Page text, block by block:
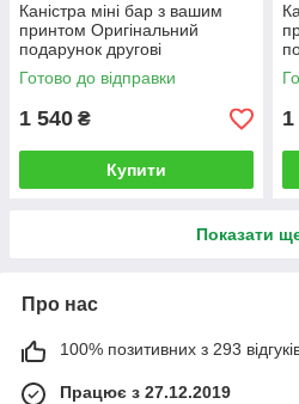
Каністра міні бар з вашим
принтом Оригінальний
подарунок другові
автовласнику автолюбителю
для гаража
Готово до відправки
1 540 ₴
Купити
Показати
Про нас
100% позитивних з 293
Працює з 27.12.2019